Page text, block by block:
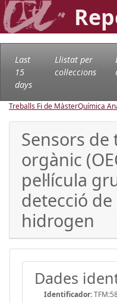
Last
15
days
Llistat per
col·leccions
Treballs Fi de MàsterQuímica
Sensors
orgànic
pel·lícula
detecció
hidrogen
Dades
Identificador: